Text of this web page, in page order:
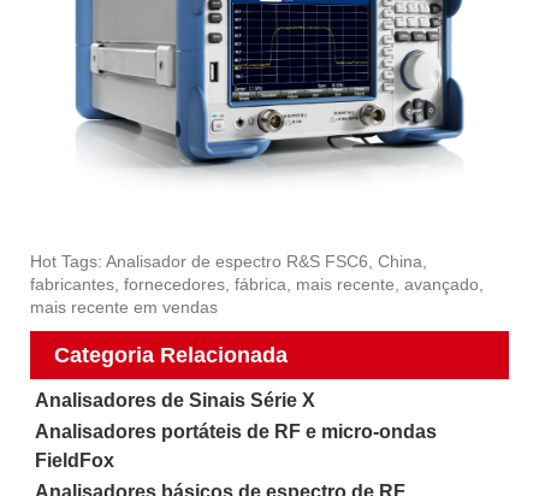
Hot Tags: Analisador de espectro R&S FSC6, China,
fabricantes, fornecedores, fábrica, mais recente, avançado,
mais recente em vendas
Categoria Relacionada
Analisadores de Sinais Série X
Analisadores portáteis de RF e micro-ondas
FieldFox
Analisadores básicos de espectro de RF